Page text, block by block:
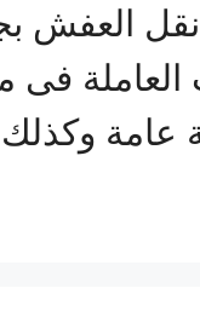
العفش
فى
عامة